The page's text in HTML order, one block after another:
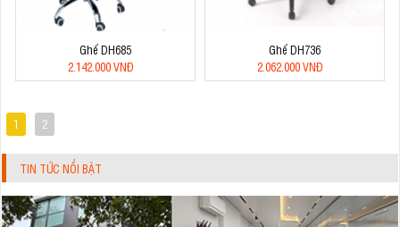
Ghế DH685
2.142.000 VNĐ
Ghế DH736
2.062.000 VNĐ
1 2
TIN TỨC NỔI BẬT